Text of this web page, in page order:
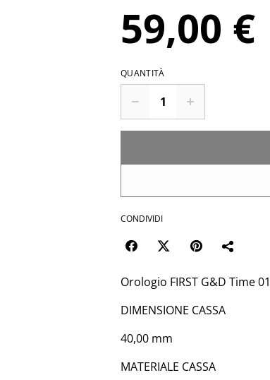
59,00 €
QUANTITÀ
CONDIVIDI
Orologio FIRST G&D Time
DIMENSIONE CASSA
40,00 mm
MATERIALE CASSA